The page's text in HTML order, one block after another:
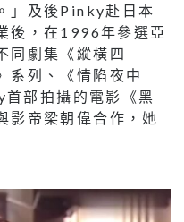
」及後Pinky赴日本
後，在1996年參選亞
同劇集《縱橫四
系列、《情陷夜中
部拍攝的電影《黑
影帝梁朝偉合作，她